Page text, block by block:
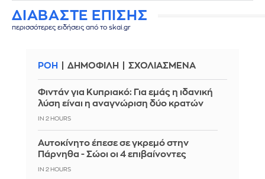
ΔΙΑΒΑΣΤΕ ΕΠΙΣΗΣ
περισσότερες ειδήσεις από το skai.gr
ΡΟΗ ΔΗΜΟΦΙΛΗ ΣΧΟΛΙΑΣΜΕΝΑ
Φιντάν για Κυπριακό: Για εμάς η ιδανική
λύση είναι η αναγνώριση δύο κρατών
IN 2 HOURS
Αυτοκίνητο έπεσε σε γκρεμό στην
Πάρνηθα - Σώοι οι 4 επιβαίνοντες
IN 2 HOURS